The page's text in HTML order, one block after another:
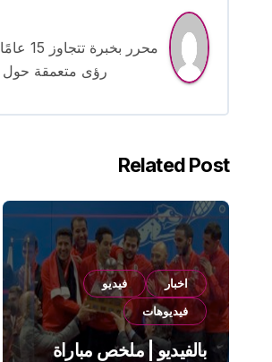
محرر
رؤى متعمقة حول
Related Post
اخبار
فيديو
فيديوهات
بالفيديو | ملخص مباراة